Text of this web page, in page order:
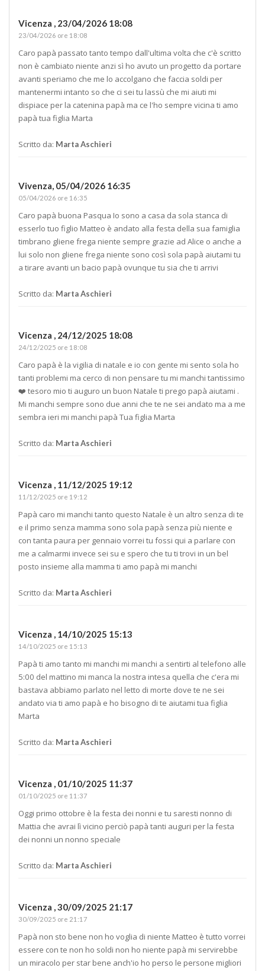
Vicenza , 23/04/2026 18:08
23/04/2026 ore 18:08
Caro papà passato tanto tempo dall'ultima volta che c'è scritto
non è cambiato niente anzi sì ho avuto un progetto da portare
avanti speriamo che me lo accolgano che faccia soldi per
mantenermi intanto so che ci sei tu lassù che mi aiuti mi
dispiace per la catenina papà ma ce l'ho sempre vicina ti amo
papà tua figlia Marta
Scritto da: Marta Aschieri
Vivenza, 05/04/2026 16:35
05/04/2026 ore 16:35
Caro papà buona Pasqua Io sono a casa da sola stanca di
esserlo tuo figlio Matteo è andato alla festa della sua famiglia
timbrano gliene frega niente sempre grazie ad Alice o anche a
lui solo non gliene frega niente sono così sola papà aiutami tu
a tirare avanti un bacio papà ovunque tu sia che ti arrivi
Scritto da: Marta Aschieri
Vicenza , 24/12/2025 18:08
24/12/2025 ore 18:08
Caro papà è la vigilia di natale e io con gente mi sento sola ho
tanti problemi ma cerco di non pensare tu mi manchi tantissimo
❤️ tesoro mio ti auguro un buon Natale ti prego papà aiutami .
Mi manchi sempre sono due anni che te ne sei andato ma a me
sembra ieri mi manchi papà Tua figlia Marta
Scritto da: Marta Aschieri
Vicenza , 11/12/2025 19:12
11/12/2025 ore 19:12
Papà caro mi manchi tanto questo Natale è un altro senza di te
e il primo senza mamma sono sola papà senza più niente e
con tanta paura per gennaio vorrei tu fossi qui a parlare con
me a calmarmi invece sei su e spero che tu ti trovi in un bel
posto insieme alla mamma ti amo papà mi manchi
Scritto da: Marta Aschieri
Vicenza , 14/10/2025 15:13
14/10/2025 ore 15:13
Papà ti amo tanto mi manchi mi manchi a sentirti al telefono alle
5:00 del mattino mi manca la nostra intesa quella che c'era mi
bastava abbiamo parlato nel letto di morte dove te ne sei
andato via ti amo papà e ho bisogno di te aiutami tua figlia
Marta
Scritto da: Marta Aschieri
Vicenza , 01/10/2025 11:37
01/10/2025 ore 11:37
Oggi primo ottobre è la festa dei nonni e tu saresti nonno di
Mattia che avrai lì vicino perciò papà tanti auguri per la festa
dei nonni un nonno speciale
Scritto da: Marta Aschieri
Vicenza ,30/09/2025 21:17
30/09/2025 ore 21:17
Papà non sto bene non ho voglia di niente Matteo è tutto vorrei
essere con te non ho soldi non ho niente papà mi servirebbe
un miracolo per star bene anch'io ho perso le persone migliori